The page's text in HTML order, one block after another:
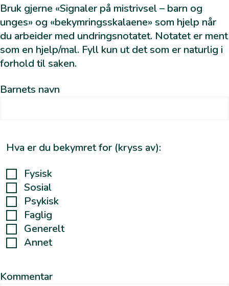
Bekymringsskala vedr barn/unge
Bekymringsskala vedr foresatte
Rutiner ved bekymringsfullt skolefravær
Ny referatmal
Bruk gjerne «Signaler på mistrivsel – barn og
unges» og «bekymringsskalaene» som hjelp når
du arbeider med undringsnotatet. Notatet er ment
som en hjelp/mal. Fyll kun ut det som er naturlig i
forhold til saken.
Barnets navn
Hva er du bekymret for (kryss av):
Fysisk
Sosial
Psykisk
Faglig
Generelt
Annet
Kommentar